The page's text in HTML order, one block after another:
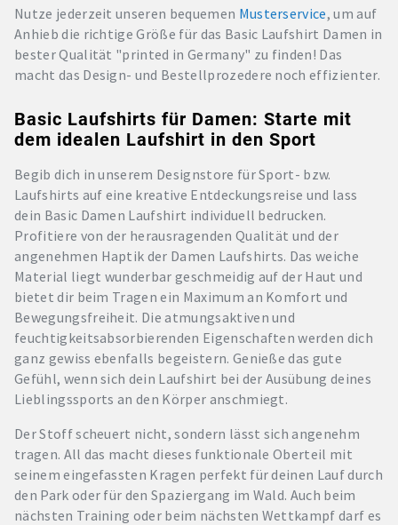
Nutze jederzeit unseren bequemen Musterservice, um auf
Anhieb die richtige Größe für das Basic Laufshirt Damen in
bester Qualität "printed in Germany" zu finden! Das
macht das Design- und Bestellprozedere noch effizienter.
Basic Laufshirts für Damen: Starte mit
dem idealen Laufshirt in den Sport
Begib dich in unserem Designstore für Sport- bzw.
Laufshirts auf eine kreative Entdeckungsreise und lass
dein Basic Damen Laufshirt individuell bedrucken.
Profitiere von der herausragenden Qualität und der
angenehmen Haptik der Damen Laufshirts. Das weiche
Material liegt wunderbar geschmeidig auf der Haut und
bietet dir beim Tragen ein Maximum an Komfort und
Bewegungsfreiheit. Die atmungsaktiven und
feuchtigkeitsabsorbierenden Eigenschaften werden dich
ganz gewiss ebenfalls begeistern. Genieße das gute
Gefühl, wenn sich dein Laufshirt bei der Ausübung deines
Lieblingssports an den Körper anschmiegt.
Der Stoff scheuert nicht, sondern lässt sich angenehm
tragen. All das macht dieses funktionale Oberteil mit
seinem eingefassten Kragen perfekt für deinen Lauf durch
den Park oder für den Spaziergang im Wald. Auch beim
nächsten Training oder beim nächsten Wettkampf darf es